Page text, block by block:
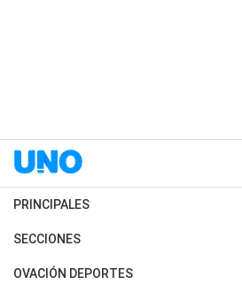
PRINCIPALES
Últimas Noticias
Política
SECCIONES
Horóscopo
OVACIÓN DEPORTES